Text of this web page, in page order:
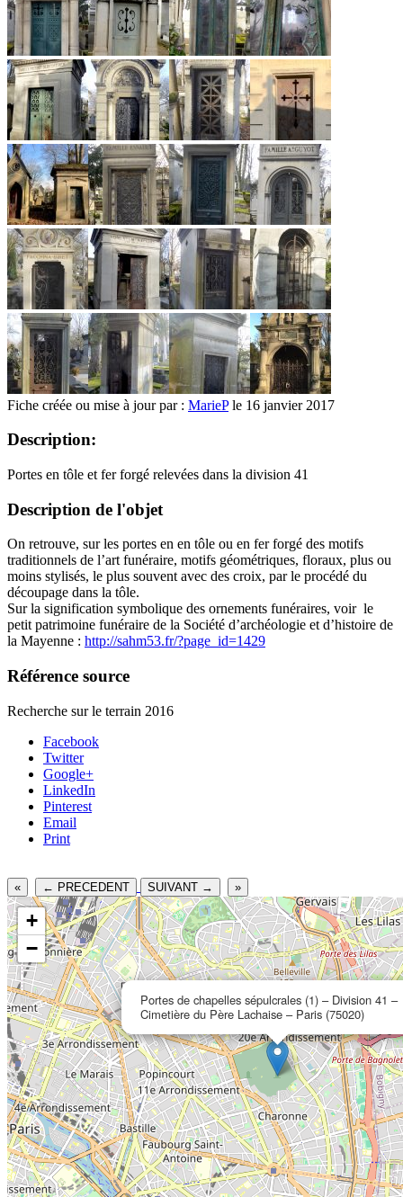
Fiche créée ou mise à jour par : MariePle 16 janvier 2017
Description:
Portes en tôle et fer forgé relevées dans la division 41
Description de l'objet
On retrouve, sur les portes en en tôle ou en fer forgé des motifs
traditionnels de l’art funéraire, motifs géométriques, floraux, plus ou
moins stylisés, le plus souvent avec des croix, par le procédé du
découpage dans la tôle.
Sur la signification symbolique des ornements funéraires, voir le
petit patrimoine funéraire de la Société d’archéologie et d’histoire de
la Mayenne : http://sahm53.fr/?page_id=1429
Référence source
Recherche sur le terrain 2016
Facebook
Twitter
Google+
LinkedIn
Pinterest
Email
Print
« ← PRECEDENT SUIVANT → »
Portes de chapelles sépulcrales (1) – Division 41 –
Cimetière du Père Lachaise – Paris (75020)
+
−